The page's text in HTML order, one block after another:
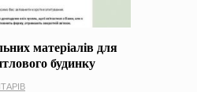
матеріалів для
будинку